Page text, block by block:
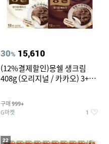
30% 15,610
(12%결제할인)몽쉘 생크림
408g (오리지널 / 카카오) 3+1
구매 999+
G마켓 1
22